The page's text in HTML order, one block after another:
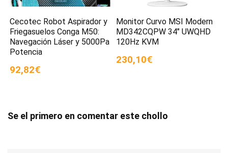
Cecotec Robot Aspirador y
Friegasuelos Conga M50:
Navegación Láser y 5000Pa
Potencia
92,82€
Monitor Curvo MSI Modern
MD342CQPW 34″ UWQHD
120Hz KVM
230,10€
Se el primero en comentar este chollo